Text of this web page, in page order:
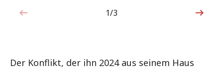
1von3
1/3
Der Konflikt, der ihn 2024 aus seinem Haus